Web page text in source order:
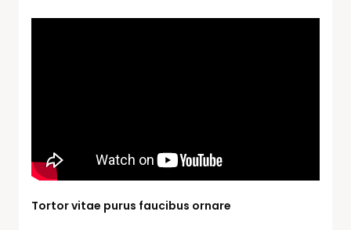
Tortor vitae purus faucibus ornare